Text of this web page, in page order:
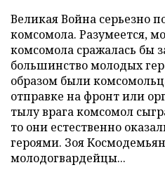
Великая Война серьезно
комсомола. Разумеется,
комсомола сражалась бы
большинство молодых
образом были
отправке на фронт или
тылу врага комсомол
то они естественно
героями. Зоя
молодогвардейцы...